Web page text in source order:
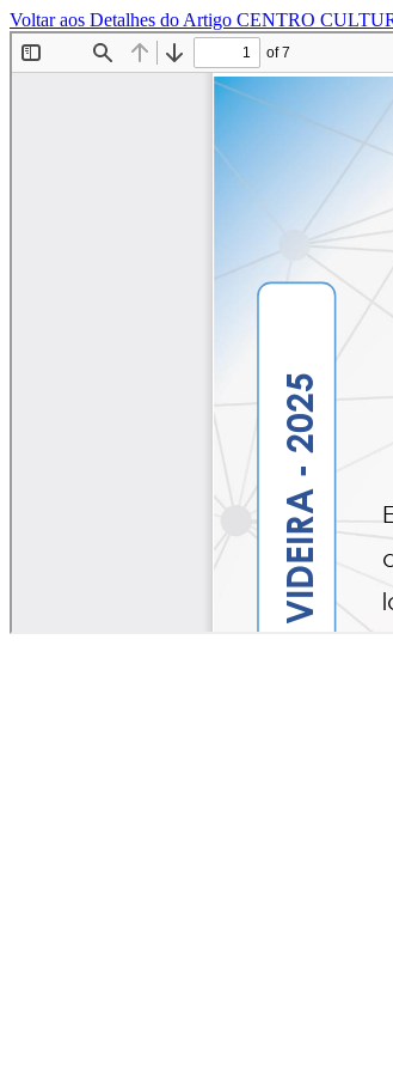
Voltar aos Detalhes do Artigo CENTRO